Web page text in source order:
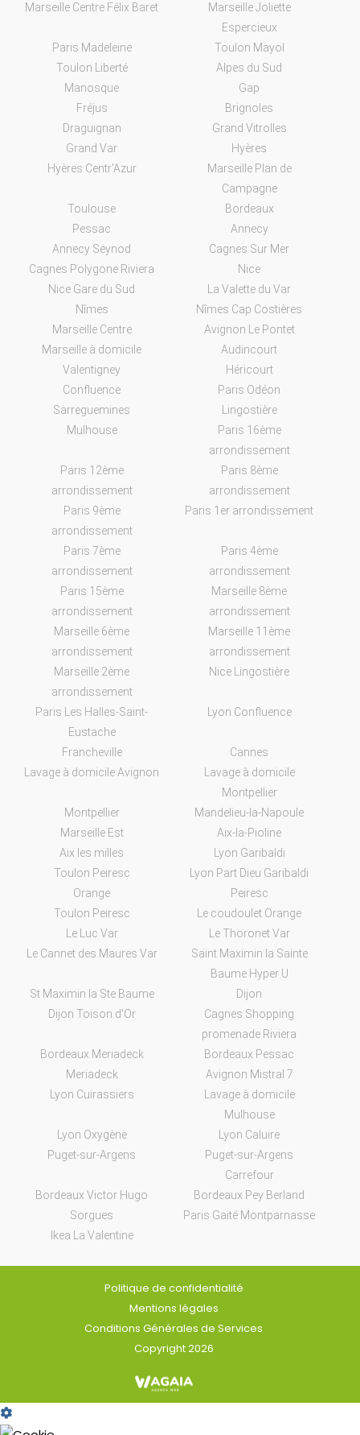
Marseille Centre Félix Baret
Marseille Joliette
Espercieux
Paris Madeleine
Toulon Mayol
Toulon Liberté
Alpes du Sud
Manosque
Gap
Fréjus
Brignoles
Draguignan
Grand Vitrolles
Grand Var
Hyères
Hyères Centr'Azur
Marseille Plan de
Campagne
Toulouse
Bordeaux
Pessac
Annecy
Annecy Seynod
Cagnes Sur Mer
Cagnes Polygone Riviera
Nice
Nice Gare du Sud
La Valette du Var
Nîmes
Nîmes Cap Costières
Marseille Centre
Avignon Le Pontet
Marseille à domicile
Audincourt
Valentigney
Héricourt
Confluence
Paris Odéon
Sarreguemines
Lingostière
Mulhouse
Paris 16ème
arrondissement
Paris 12ème
arrondissement
Paris 8ème
arrondissement
Paris 9ème
arrondissement
Paris 1er arrondissement
Paris 7ème
arrondissement
Paris 4ème
arrondissement
Paris 15ème
arrondissement
Marseille 8ème
arrondissement
Marseille 6ème
arrondissement
Marseille 11ème
arrondissement
Marseille 2ème
arrondissement
Nice Lingostière
Paris Les Halles-Saint-
Eustache
Lyon Confluence
Francheville
Cannes
Lavage à domicile Avignon
Lavage à domicile
Montpellier
Montpellier
Mandelieu-la-Napoule
Marseille Est
Aix-la-Pioline
Aix les milles
Lyon Garibaldi
Toulon Peiresc
Lyon Part Dieu Garibaldi
Orange
Peiresc
Toulon Peiresc
Le coudoulet Orange
Le Luc Var
Le Thoronet Var
Le Cannet des Maures Var
Saint Maximin la Sainte
Baume Hyper U
St Maximin la Ste Baume
Dijon
Dijon Toison d'Or
Cagnes Shopping
promenade Riviera
Bordeaux Meriadeck
Bordeaux Pessac
Meriadeck
Avignon Mistral 7
Lyon Cuirassiers
Lavage à domicile
Mulhouse
Lyon Oxygène
Lyon Caluire
Puget-sur-Argens
Puget-sur-Argens
Carrefour
Bordeaux Victor Hugo
Bordeaux Pey Berland
Sorgues
Paris Gaité Montparnasse
Ikea La Valentine
Politique de confidentialité
Mentions légales
Conditions Générales de Services
Copyright 2026
Cookie